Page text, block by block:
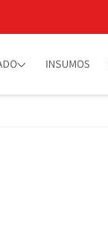
INSUMOS